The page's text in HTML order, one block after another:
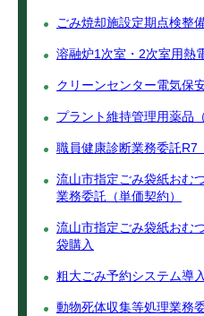
ごみ焼却施設定期点検整
溶融炉1次室・2次室用熱
クリーンセンター電気保
プラント維持管理用薬品
職員健康診断業務委託R7
流山市指定ごみ袋紙おむ
業務委託（単価契約）
流山市指定ごみ袋紙おむ
袋購入
粗大ごみ予約システム導
動物死体収集等処理業務